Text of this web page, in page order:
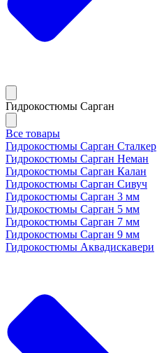
Гидрокостюмы Сарган
Все товары
Гидрокостюмы Сарган Сталкер
Гидрокостюмы Сарган Неман
Гидрокостюмы Сарган Калан
Гидрокостюмы Сарган Сивуч
Гидрокостюмы Сарган 3 мм
Гидрокостюмы Сарган 5 мм
Гидрокостюмы Сарган 7 мм
Гидрокостюмы Сарган 9 мм
Гидрокостюмы Аквадискавери